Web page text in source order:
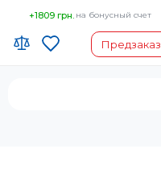
+1809 грн. на бонусный счет
Предзаказ